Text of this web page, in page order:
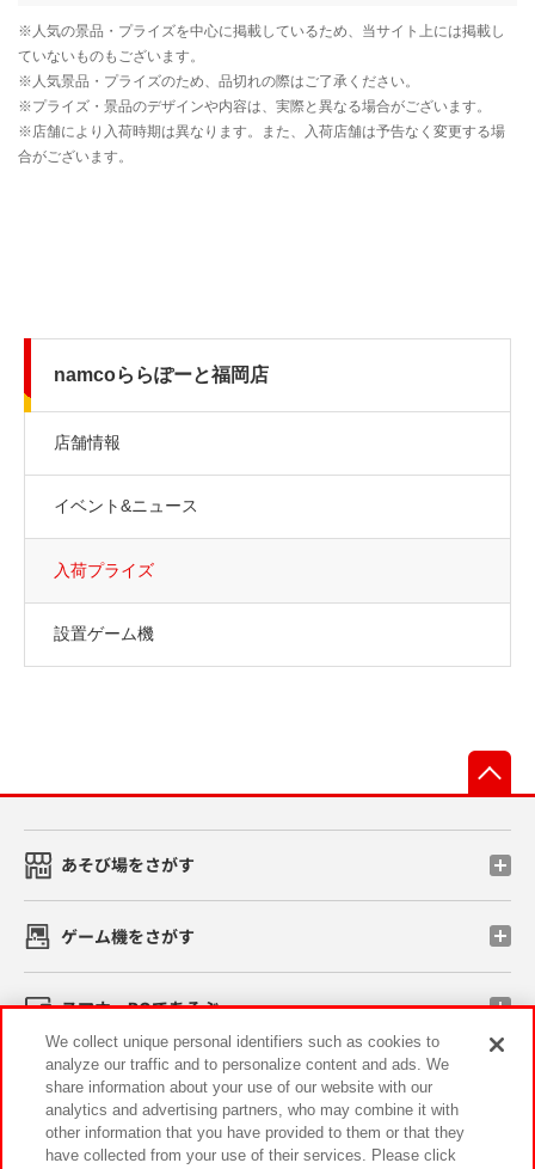
namcoららぽーと福岡店
店舗情報
イベント&ニュース
入荷プライズ
設置ゲーム機
あそび場をさがす
ゲーム機をさがす
スマホ・PCであそぶ
イベント・キャンペーン
We collect unique personal identifiers such as cookies to
analyze our traffic and to personalize content and ads. We
share information about your use of our website with our
analytics and advertising partners, who may combine it with
other information that you have provided to them or that they
have collected from your use of their services. Please click